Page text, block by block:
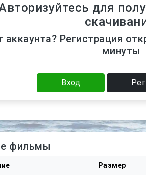
для
аккаунта? Регистрация
минуты
Вход
фильмы
Размер